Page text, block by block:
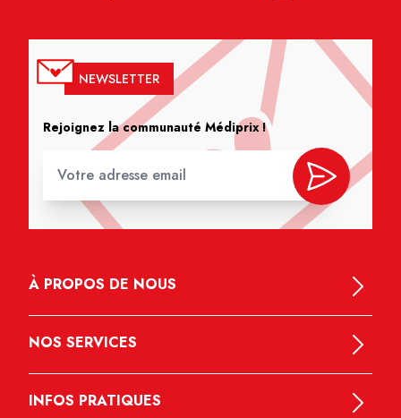
NEWSLETTER
Rejoignez la communauté Médiprix !
À PROPOS DE NOUS
NOS SERVICES
INFOS PRATIQUES